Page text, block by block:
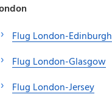
Flug London-Edinburgh
Flug London-Glasgow
Flug London-Jersey